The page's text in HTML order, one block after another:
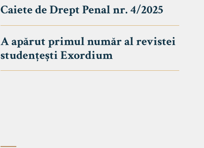
Caiete de Drept Penal nr. 4/2025
A apărut primul număr al revistei
studențești Exordium